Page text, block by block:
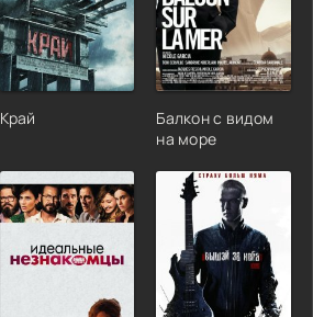
Край
Балкон с видом
на море